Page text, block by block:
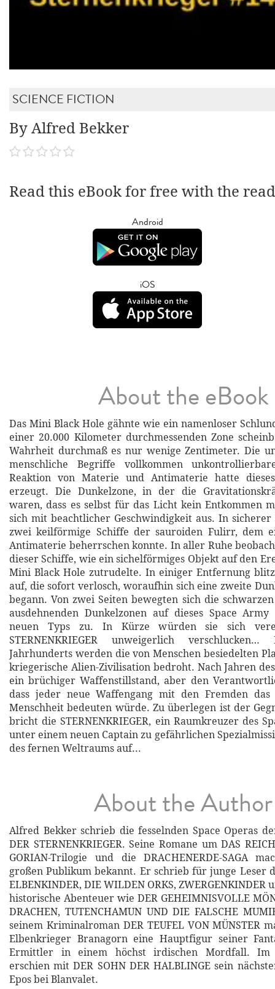
SCIENCE FICTION
By Alfred Bekker
Read this eBook for free with the
Android
iOS
About the eBook
Das Mini Black Hole gähnte wie ein namenloser
einer 20.000 Kilometer durchmessenden Zone
Wahrheit durchmaß es nur wenige Zentimeter. Die
menschliche Begriffe vollkommen
Reaktion von Materie und Antimaterie hatte
erzeugt. Die Dunkelzone, in der die
waren, dass es selbst für das Licht kein Entkommen
sich mit beachtlicher Geschwindigkeit aus. In
zwei keilförmige Schiffe der sauroiden Fulirr, dem
Antimaterie beherrschen konnte. In aller Ruhe
dieser Schiffe, wie ein sichelförmiges Objekt auf den
Mini Black Hole zutrudelte. In einiger Entfernung
auf, die sofort verlosch, woraufhin sich eine zweite
begann. Von zwei Seiten bewegten sich die
ausdehnenden Dunkelzonen auf dieses Space
neuen Typs zu. In Kürze würden sie sich
STERNENKRIEGER unweigerlich
Jahrhunderts werden die von Menschen besiedelten
kriegerische Alien-Zivilisation bedroht. Nach Jahren
ein brüchiger Waffenstillstand, aber den
dass jeder neue Waffengang mit den Fremden
Menschheit bedeuten würde. Zu überlegen ist der
bricht die STERNENKRIEGER, ein Raumkreuzer des
unter einem neuen Captain zu gefährlichen
des fernen Weltraums auf...
About the Author
Alfred Bekker schrieb die fesselnden Space Operas
DER STERNENKRIEGER. Seine Romane um DAS
GORIAN-Trilogie und die DRACHENERDE-SAGA
großen Publikum bekannt. Er schrieb für junge Leser
ELBENKINDER, DIE WILDEN ORKS, ZWERGENKINDER
historische Abenteuer wie DER GEHEIMNISVOLLE
DRACHEN, TUTENCHAMUN UND DIE FALSCHE
seinem Kriminalroman DER TEUFEL VON MÜNSTER
Elbenkrieger Branagorn eine Hauptfigur seiner
Ermittler in einem höchst irdischen Mordfall. Im
erschien mit DER SOHN DER HALBLINGE sein
Epos bei Blanvalet.